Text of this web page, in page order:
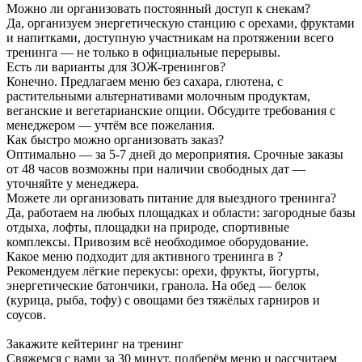
Можно ли организовать постоянный доступ к снекам?
Да, организуем энергетическую станцию с орехами, фруктами
и напитками, доступную участникам на протяжении всего
тренинга — не только в официальные перерывы.
Есть ли варианты для ЗОЖ-тренингов?
Конечно. Предлагаем меню без сахара, глютена, с
растительными альтернативами молочным продуктам,
веганские и вегетарианские опции. Обсудите требования с
менеджером — учтём все пожелания.
Как быстро можно организовать заказ?
Оптимально — за 5-7 дней до мероприятия. Срочные заказы
от 48 часов возможны при наличии свободных дат —
уточняйте у менеджера.
Можете ли организовать питание для выездного тренинга?
Да, работаем на любых площадках и области: загородные базы
отдыха, лофты, площадки на природе, спортивные
комплексы. Привозим всё необходимое оборудование.
Какое меню подходит для активного тренинга в ?
Рекомендуем лёгкие перекусы: орехи, фрукты, йогурты,
энергетические батончики, гранола. На обед — белок
(курица, рыба, тофу) с овощами без тяжёлых гарниров и
соусов.
Закажите кейтеринг на тренинг
Свяжемся с вами за 30 минут, подберём меню и рассчитаем